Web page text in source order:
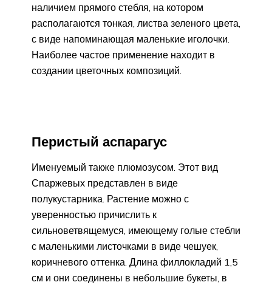
наличием прямого стебля, на котором
располагаются тонкая, листва зеленого цвета,
с виде напоминающая маленькие иголочки.
Наиболее частое применение находит в
создании цветочных композиций.
Перистый аспарагус
Именуемый также плюмозусом. Этот вид
Спаржевых представлен в виде
полукустарника. Растение можно с
уверенностью причислить к
сильноветвящемуся, имеющему голые стебли
с маленькими листочками в виде чешуек,
коричневого оттенка. Длина филлокладий 1,5
см и они соединены в небольшие букеты, в